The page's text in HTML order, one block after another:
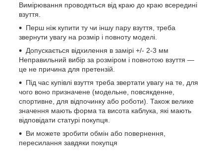
Вимірювання проводяться від краю до краю всередині
взуття.
Перш ніж купити ту чи іншу пару взуття, треба
звернути увагу на розмір і повноту моделі.
Допускається відхилення в замірі +/- 2-3 мм
Неправильний вибір за розміром і повнотою взуття —
це не причина для претензій.
Під час купівлі взуття треба звертати увагу на те, для
чого воно призначене (модельне, повсякденне,
спортивне, для відпочинку або роботи). Також велике
значення мають форма та висота каблука, які мають
відповідати статурі покупця.
Ви можете зробити обмін або повернення,
пересилання завдяки покупця